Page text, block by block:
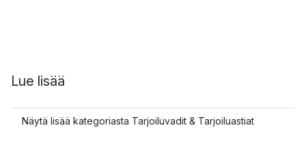
Lue lisää
Näytä lisää kategoriasta Tarjoiluvadit & Tarjoiluastiat